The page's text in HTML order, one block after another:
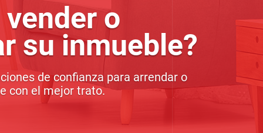
o
su inmueble?
de confianza para arrendar o
con el mejor trato.